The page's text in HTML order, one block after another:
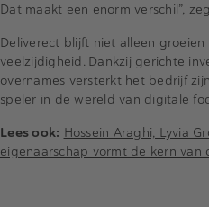
Dat maakt een enorm verschil”,
Deliverect blijft niet alleen groeien
veelzijdigheid. Dankzij gerichte
overnames versterkt het bedrijf
speler in de wereld van digitale
Lees ook: Hossein Araghi, Lyvia
eigenaarschap vormt de kern van